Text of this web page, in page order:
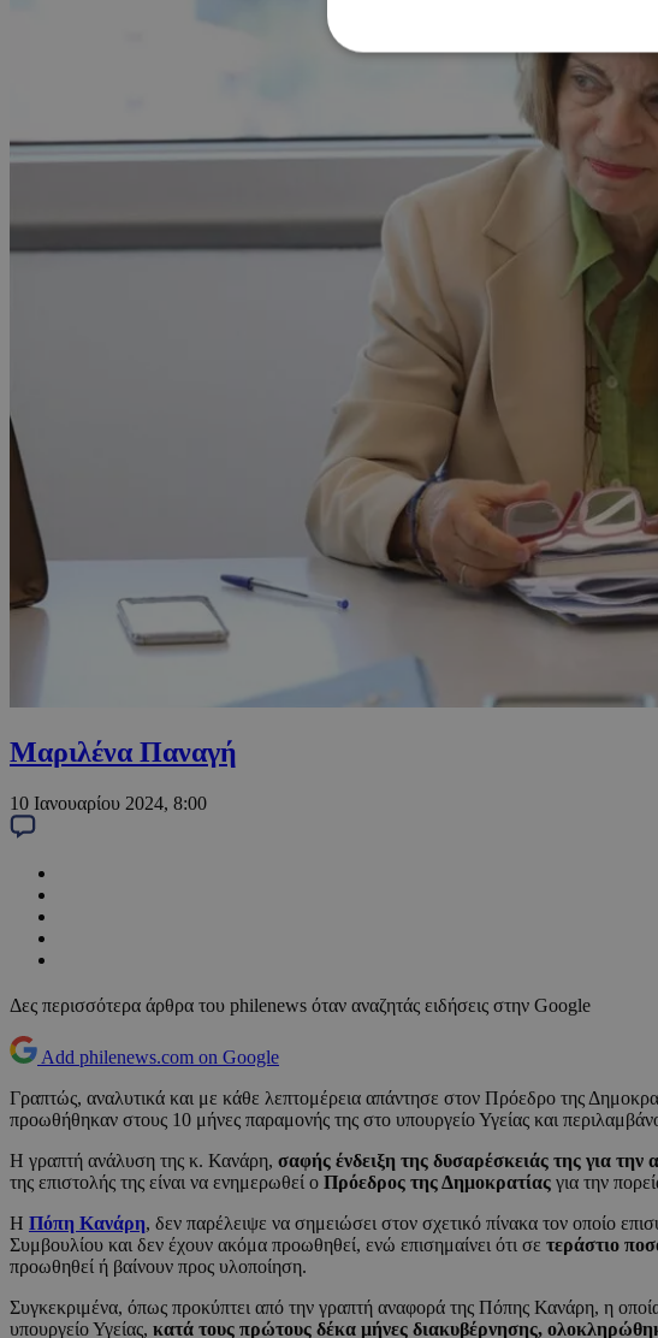
Μαριλένα Παναγή
10 Ιανουαρίου 2024, 8:00
Δες περισσότερα άρθρα του philenews όταν αναζητάς ειδήσεις στην Google
Add philenews.com on Google
Γραπτώς, αναλυτικά και με κάθε λεπτομέρεια απάντησε στον Πρόεδρο της
προωθήθηκαν στους 10 μήνες παραμονής της στο υπουργείο Υγείας και
Η γραπτή ανάλυση της κ. Κανάρη, σαφής ένδειξη της δυσαρέσκειάς της για την
της επιστολής της είναι να ενημερωθεί ο Πρόεδρος της Δημοκρατίας για την
Η Πόπη Κανάρη, δεν παρέλειψε να σημειώσει στον σχετικό πίνακα τον οποίο
Συμβουλίου και δεν έχουν ακόμα προωθηθεί, ενώ επισημαίνει ότι σε τεράστιο
προωθηθεί ή βαίνουν προς υλοποίηση.
Συγκεκριμένα, όπως προκύπτει από την γραπτή αναφορά της Πόπης Κανάρη, η
υπουργείο Υγείας, κατά τους πρώτους δέκα μήνες διακυβέρνησης,